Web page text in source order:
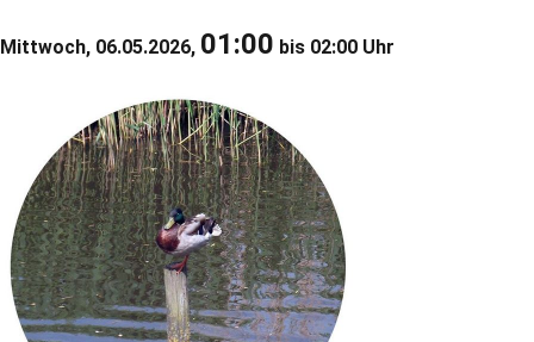
Mittwoch, 06.05.2026, 01:00 bis 02:00 Uhr